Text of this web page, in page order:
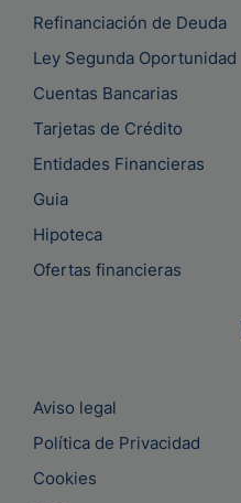
Refinanciación de Deuda
Ley Segunda Oportunidad
Cuentas Bancarias
Tarjetas de Crédito
Entidades Financieras
Guia
Hipoteca
Ofertas financieras
Aviso legal
Política de Privacidad
Cookies